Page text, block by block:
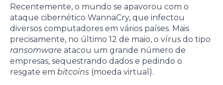
Recentemente, o mundo se apavorou com o
ataque cibernético WannaCry, que infectou
diversos computadores em vários países. Mais
precisamente, no último 12 de maio, o vírus do tipo
ransomware atacou um grande número de
empresas, sequestrando dados e pedindo o
resgate em bitcoins (moeda virtual).